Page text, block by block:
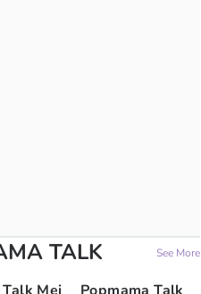
TALK See More